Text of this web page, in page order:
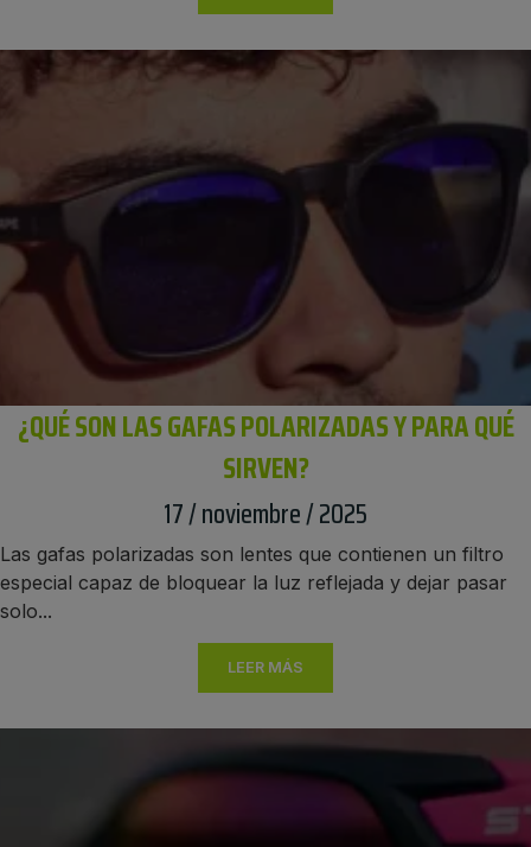
¿QUÉ SON LAS GAFAS POLARIZADAS Y PARA QUÉ
SIRVEN?
17 / noviembre / 2025
Las gafas polarizadas son lentes que contienen un filtro
especial capaz de bloquear la luz reflejada y dejar pasar
solo...
LEER MÁS